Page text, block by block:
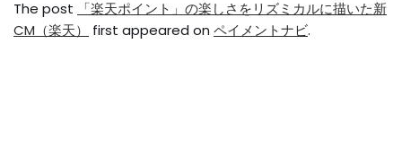
The post
「楽天ポイント」の楽しさをリズミカルに描いた新
CM（楽天）
first appeared on ペイメントナビ.